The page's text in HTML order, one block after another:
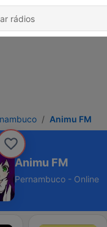
Animu FM
Animu FM
Pernambuco - Online